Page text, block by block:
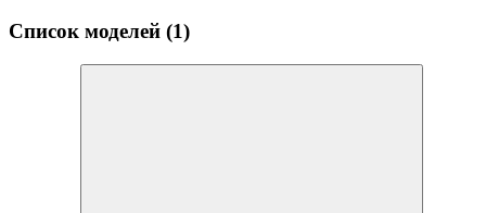
Список моделей (1)